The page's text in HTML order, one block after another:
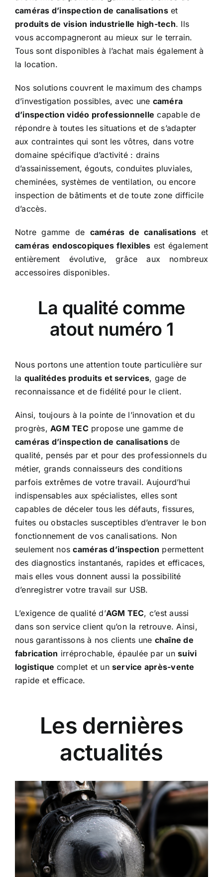
caméras d’inspection de canalisationset
produits de vision industrielle high-tech. Ils
vous accompagneront au mieux sur le terrain.
Tous sont disponibles à l’achat mais également à
la location.
Nos solutions couvrent le maximum des champs
d’investigation possibles, avec une caméra
d’inspection vidéo professionnelle capable de
répondre à toutes les situations et de s’adapter
aux contraintes qui sont les vôtres, dans votre
domaine spécifique d’activité : drains
d’assainissement, égouts, conduites pluviales,
cheminées, systèmes de ventilation, ou encore
inspection de bâtiments et de toute zone difficile
d’accès.
Notre gamme de caméras de canalisations et
caméras endoscopiques flexibles est également
entièrement évolutive, grâce aux nombreux
accessoires disponibles.
La qualité comme
atout numéro 1
Nous portons une attention toute particulière sur
la qualitédes produits et services, gage de
reconnaissance et de fidélité pour le client.
Ainsi, toujours à la pointe de l’innovation et du
progrès,AGM TEC propose une gamme de
caméras d’inspection de canalisations de
qualité, pensés par et pour des professionnels du
métier, grands connaisseurs des conditions
parfois extrêmes de votre travail. Aujourd’hui
indispensables aux spécialistes, elles sont
capables de déceler tous les défauts, fissures,
fuites ou obstacles susceptibles d’entraver le bon
fonctionnement de vos canalisations. Non
seulement noscaméras d’inspection permettent
des diagnostics instantanés, rapides et efficaces,
mais elles vous donnent aussi la possibilité
d’enregistrer votre travail sur USB.
L’exigence de qualité d’AGM TEC, c’est aussi
dans son service client qu’on la retrouve. Ainsi,
nousgarantissons à nos clients une chaîne de
fabrication irréprochable, épaulée par unsuivi
logistique complet et un service après-vente
rapide et efficace.
Les dernières
actualités